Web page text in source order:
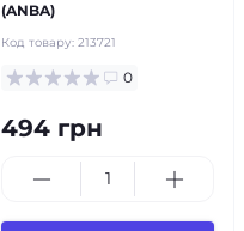
(ANBA)
Код товару: 213721
0
494 грн